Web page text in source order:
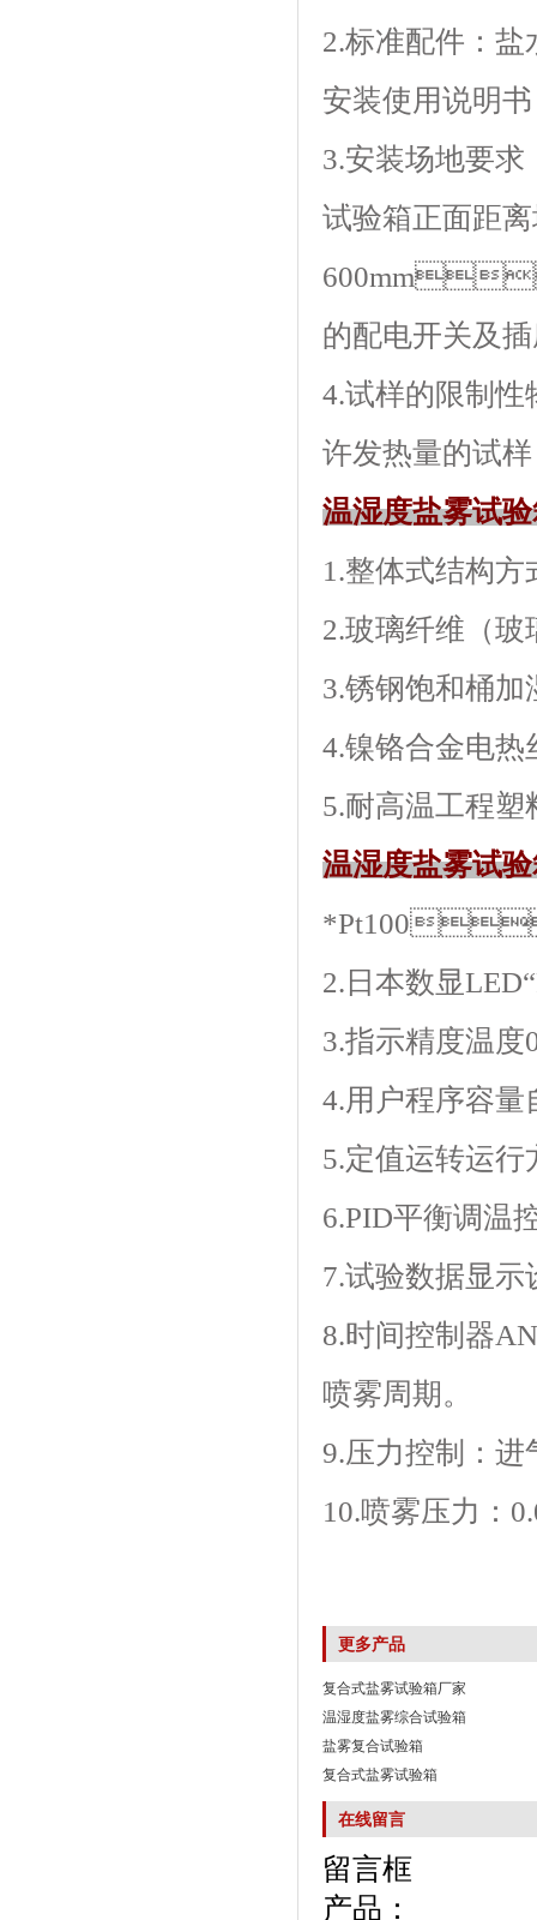
2.标准配件：盐
安装使用说明书
3.安装场地要求
试验箱正面距
600mm
的配电开关及插
4.试样的限制性
许发热量的试样
温湿度盐雾试
1.整体式结构方
2.玻璃纤维（玻
3.锈钢饱和桶
4.镍铬合金电热丝
5.耐高温工程塑
温湿度盐雾试
2.日本数显
3.指示精度温度
4.用户程序容量
5.定值运转运行
6.PID平衡调温控
7.试验数据显示设
8.时间控制器
喷雾周期。
9.压力控制：进
10.喷雾压力
更多产品
复合式盐雾试验箱厂家
温湿度盐雾综合试验箱
盐雾复合试验箱
复合式盐雾试验箱
在线留言
留言框
产品：